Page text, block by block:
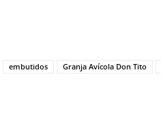
embutidos Granja Avícola Don Tito